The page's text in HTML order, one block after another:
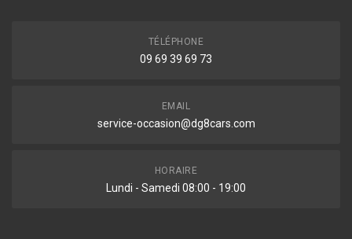
TÉLÉPHONE
09 69 39 69 73
EMAIL
service-occasion@dg8cars.com
HORAIRE
Lundi - Samedi 08:00 - 19:00